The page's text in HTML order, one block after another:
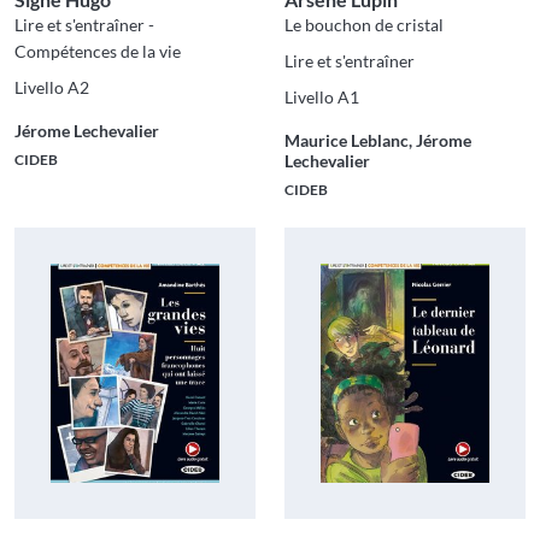
Lire et s'entraîner -
Compétences de la vie
Livello A2
Jérome Lechevalier
CIDEB
Le bouchon de cristal
Lire et s'entraîner
Livello A1
Maurice Leblanc, Jérome
Lechevalier
CIDEB